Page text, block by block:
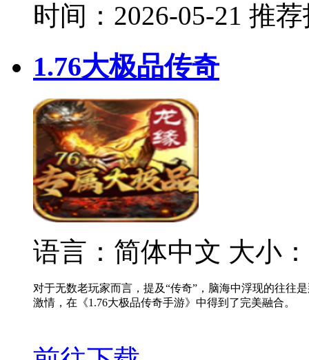
时间：2026-05-21 推
1.76大极品传奇
语言：简体中文 大小
对于无数老玩家而言，提及“传奇”，脑海中浮现的往往
激情，在《1.76大极品传奇手游》中得到了完美融合。